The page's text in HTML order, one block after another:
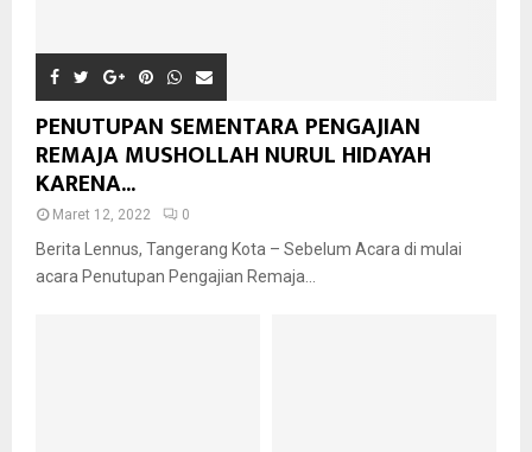
PENUTUPAN SEMENTARA PENGAJIAN
REMAJA MUSHOLLAH NURUL HIDAYAH
KARENA...
Maret 12, 2022 0
Berita Lennus, Tangerang Kota – Sebelum Acara di mulai
acara Penutupan Pengajian Remaja...